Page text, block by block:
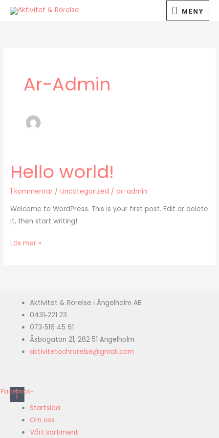
Hoppa
MENY
MENY
Ar-Admin
Hello world!
1 kommentar /Uncategorized / ar-admin
Welcome to WordPress. This is your first post. Edit or delete
it, then start writing!
Hello
world!
Läs mer »
Aktivitet & Rörelse i Ängelholm AB
0431‑221 23
073‑516 45 61
Åsbogatan 21, 262 51 Ängelholm
aktivitetochrorelse@gmail.com
Facebook-
f
Startsida
Om oss
Vårt sortiment